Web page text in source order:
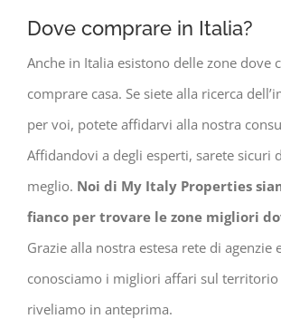
Dove comprare in Italia?
Anche in Italia esistono delle zone dove
comprare casa. Se siete alla ricerca
per voi, potete affidarvi alla nostra
Affidandovi a degli esperti, sarete sicuri
meglio. Noi di My Italy Properties
fianco per trovare le zone migliori
Grazie alla nostra estesa rete di agenzie
conosciamo i migliori affari sul territorio
riveliamo in anteprima.